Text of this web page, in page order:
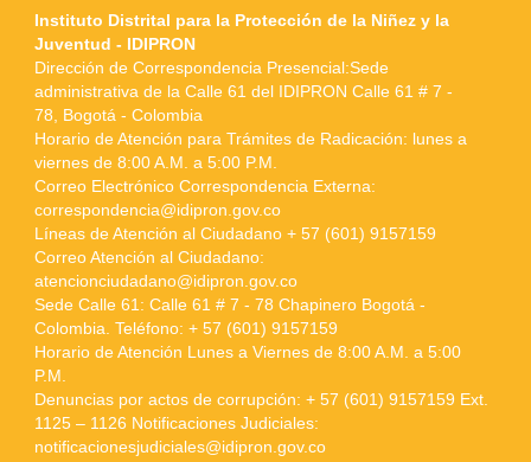
Instituto Distrital para la Protección de la Niñez y la
Juventud - IDIPRON
Dirección de Correspondencia Presencial:Sede
administrativa de la Calle 61 del IDIPRON Calle 61 # 7 -
78, Bogotá - Colombia
Horario de Atención para Trámites de Radicación: lunes a
viernes de 8:00 A.M. a 5:00 P.M.
Correo Electrónico Correspondencia Externa:
correspondencia@idipron.gov.co
Líneas de Atención al Ciudadano + 57 (601) 9157159
Correo Atención al Ciudadano:
atencionciudadano@idipron.gov.co
Sede Calle 61: Calle 61 # 7 - 78 Chapinero Bogotá -
Colombia. Teléfono: + 57 (601) 9157159
Horario de Atención Lunes a Viernes de 8:00 A.M. a 5:00
P.M.
Denuncias por actos de corrupción: + 57 (601) 9157159 Ext.
1125 – 1126 Notificaciones Judiciales:
notificacionesjudiciales@idipron.gov.co